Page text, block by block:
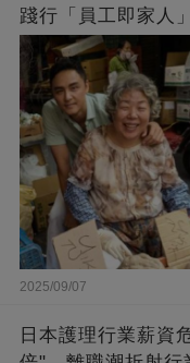
踐行「員工即家人
闆的福報
2025/09/07
日本護理行業薪資